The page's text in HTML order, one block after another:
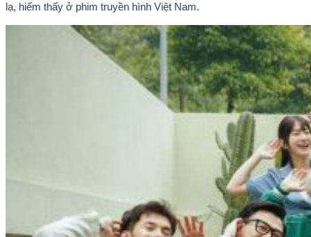
lạ, hiếm thấy ở phim truyền hình Việt Nam.